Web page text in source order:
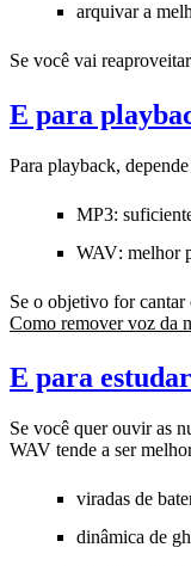
arquivar a
Se você vai
E para
Para playback,
MP3:
WAV: melhor
Se o objetivo for cantar
Como remover voz da
E para
Se você quer ouvir as
WAV tende a ser
viradas de
dinâmica de